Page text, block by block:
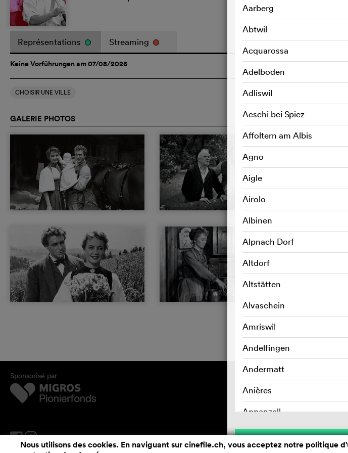
Représentations Streaming
Keine Vorführungen am 07/08/2026
CHOISIR UNE VILLE
Aarberg
Abtwil
Acquarossa
Adelboden
Adliswil
Aeschi bei Spiez
Affoltern am Albis
Agno
Aigle
Airolo
Albinen
Alpnach Dorf
Altdorf
Altstätten
Alvaschein
Amriswil
Andelfingen
Andermatt
Anières
Appenzell
Aran sur Vilette
GALERIE PHOTOS
Sponsorisé par
Confidentialité des données
Nous utilisons des cookies. En naviguant sur cinefile.ch, vous acceptez notre politique